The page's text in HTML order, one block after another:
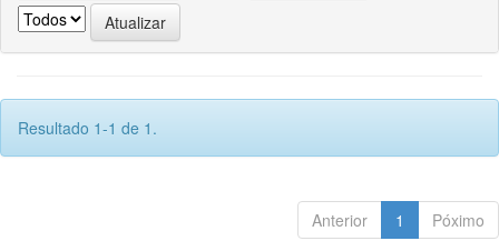
Resultado 1-1 de 1.
Anterior 1 Póximo